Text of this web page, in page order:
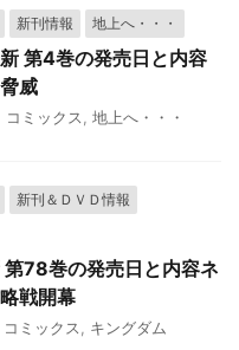
新刊情報 地上へ・・・
第4巻の発売日と内容
威
コミックス 地上へ・・・
新刊＆ＤＶＤ情報
78巻の発売日と内容ネ
戦開幕
コミックス キングダム